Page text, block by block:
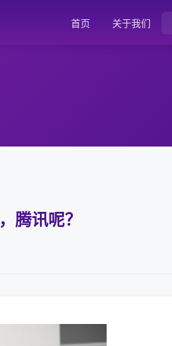
首页 关于我们
腾讯呢？